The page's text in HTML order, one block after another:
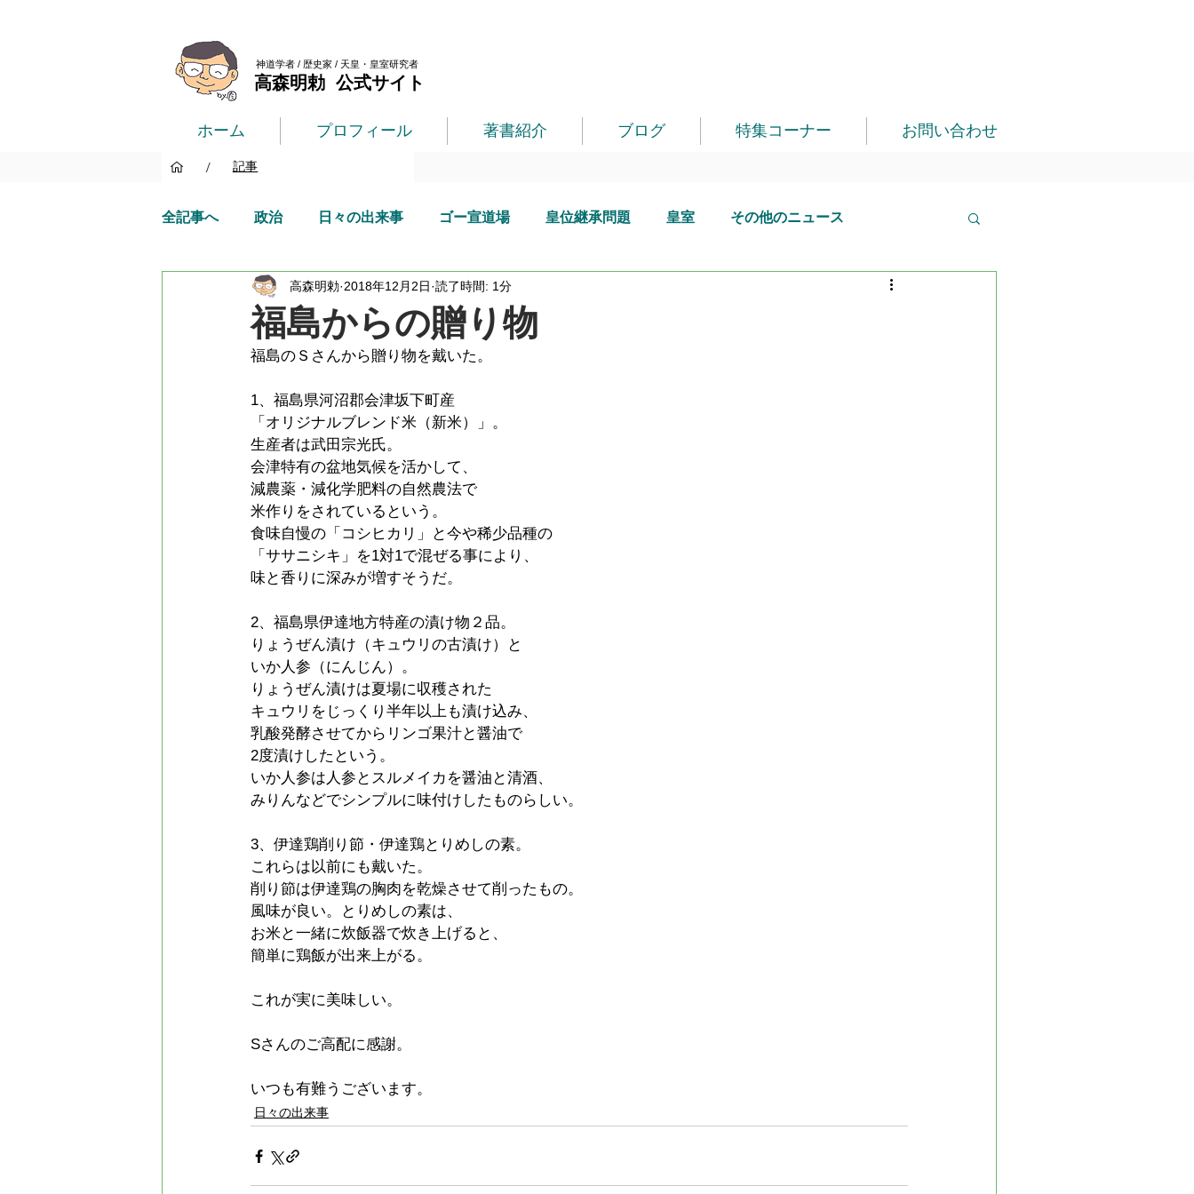
神道学者 / 歴史家 / 天皇・皇室研究者
高森明勅 公式サイト
ホーム プロフィール 著書紹介 ブログ 特集コーナー お問い合わせ
/ 記事
全記事へ 政治 日々の出来事 ゴー宣道場 皇位継承問題 皇室 その他のニュース
福島からの贈り物
高森明勅 2018年12月2日 読了時間: 1分
福島のＳさんから贈り物を戴いた。
1、福島県河沼郡会津坂下町産
「オリジナルブレンド米（新米）」。
生産者は武田宗光氏。
会津特有の盆地気候を活かして、
減農薬・減化学肥料の自然農法で
米作りをされているという。
食味自慢の「コシヒカリ」と今や稀少品種の
「ササニシキ」を1対1で混ぜる事により、
味と香りに深みが増すそうだ。
2、福島県伊達地方特産の漬け物２品。
りょうぜん漬け（キュウリの古漬け）と
いか人参（にんじん）。
りょうぜん漬けは夏場に収穫された
キュウリをじっくり半年以上も漬け込み、
乳酸発酵させてからリンゴ果汁と醤油で
2度漬けしたという。
いか人参は人参とスルメイカを醤油と清酒、
みりんなどでシンプルに味付けしたものらしい。
3、伊達鶏削り節・伊達鶏とりめしの素。
これらは以前にも戴いた。
削り節は伊達鶏の胸肉を乾燥させて削ったもの。
風味が良い。とりめしの素は、
お米と一緒に炊飯器で炊き上げると、
簡単に鶏飯が出来上がる。
これが実に美味しい。
Sさんのご高配に感謝。
いつも有難うございます。
日々の出来事